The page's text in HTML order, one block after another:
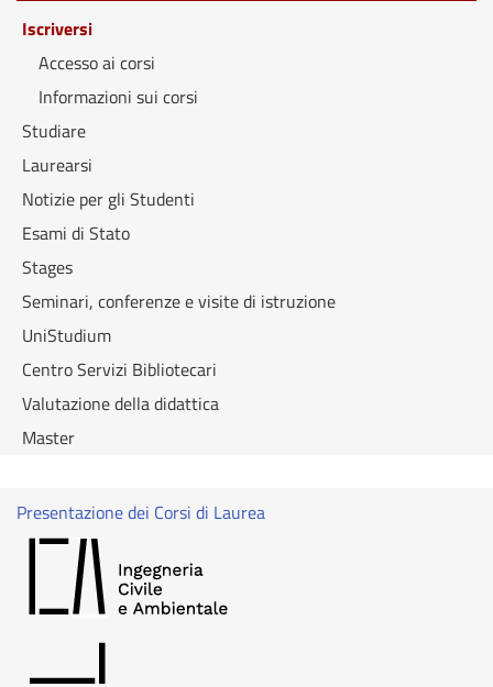
Iscriversi
Accesso ai corsi
Informazioni sui corsi
Studiare
Laurearsi
Notizie per gli Studenti
Esami di Stato
Stages
Seminari, conferenze e visite di istruzione
UniStudium
Centro Servizi Bibliotecari
Valutazione della didattica
Master
Presentazione dei Corsi di Laurea